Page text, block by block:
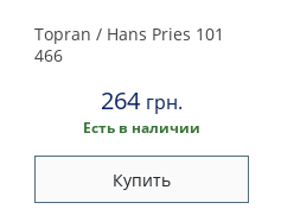
Lancia
Land Rover
Lexus
Topran / Hans Pries 101
466
264 грн.
Есть в наличии
Купить